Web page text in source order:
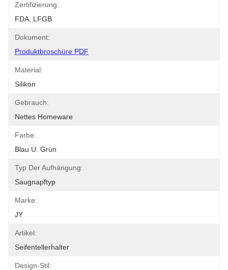
Zertifizierung:
FDA, LFGB
Dokument:
Produktbroschüre PDF
Material:
Silikon
Gebrauch:
Nettes Homeware
Farbe:
Blau U. Grün
Typ Der Aufhängung:
Saugnapftyp
Marke:
JY
Artikel:
Seifentellerhalter
Design-Stil: